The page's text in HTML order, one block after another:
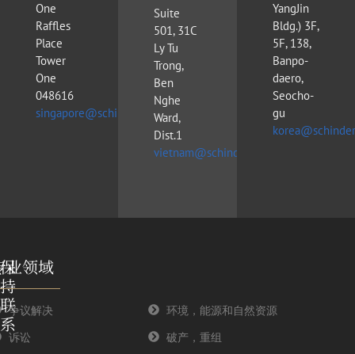
One
Raffles
Place
Tower
One
048616
singapore@schinderlawfirm.com
Suite
501, 31C
Ly Tu
Trong,
Ben
Nghe
Ward,
Dist.1
vietnam@schinderlawfirm.com
YangJin
Bldg.) 3F,
5F, 138,
Banpo-
daero,
Seocho-
gu
保
持
联
系
业领域
争议解决
诉讼
环境，能源和自然资源
破产，重组